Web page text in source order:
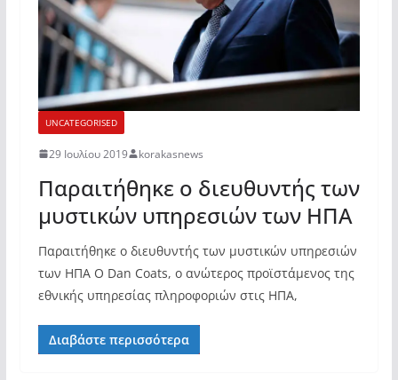
UNCATEGORISED
29 Ιουλίου 2019 korakasnews
Παραιτήθηκε o διευθυντής των
μυστικών υπηρεσιών των ΗΠΑ
Παραιτήθηκε o διευθυντής των μυστικών υπηρεσιών
των ΗΠΑ Ο Dan Coats, ο ανώτερος προϊστάμενος της
εθνικής υπηρεσίας πληροφοριών στις ΗΠΑ,
Διαβάστε περισσότερα